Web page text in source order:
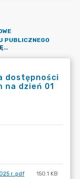
PUBLICZNEGO
RAPORT O STANIE ZAPEWNIENIA DOSTĘPNOŚCI PODMIOTU PUBLICZNEGO - STAN NA DZIEŃ 01 STYCZNIA 2025 R.
dostępności
na dzień 01
r..pdf 150.1 KB